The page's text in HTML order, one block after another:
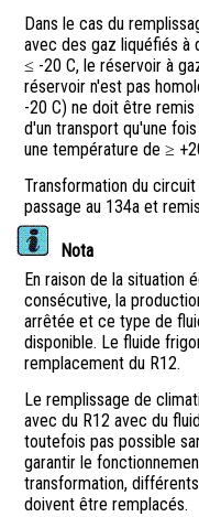
Dans le cas du
avec des gaz liquéfiés à
≤ -20 C, le réservoir à
réservoir n'est pas
-20 C) ne doit être
d'un transport qu'une
une température de ≥
Transformation du
passage au 134a et
Nota
En raison de la situation
consécutive, la
arrêtée et ce type de
disponible. Le fluide
remplacement du R12.
Le remplissage de
avec du R12 avec du
toutefois pas possible
garantir le
transformation,
doivent être remplacés.